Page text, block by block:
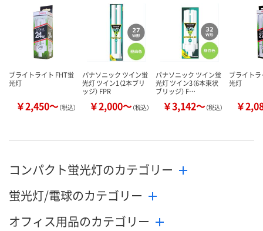
カゴへ カゴへ
ブライトライト FHT蛍
光灯
￥2,450～（税込）
パナソニック ツイン蛍
光灯 ツイン1（2本ブリ
ッジ） FPR
￥2,000～（税込）
パナソニック ツイン蛍
光灯 ツイン3（6本束状
ブリッジ） F…
￥3,142～（税込）
ブライトラ
光灯
￥
コンパクト蛍光灯のカテゴリー
蛍光灯/電球のカテゴリー
オフィス用品のカテゴリー